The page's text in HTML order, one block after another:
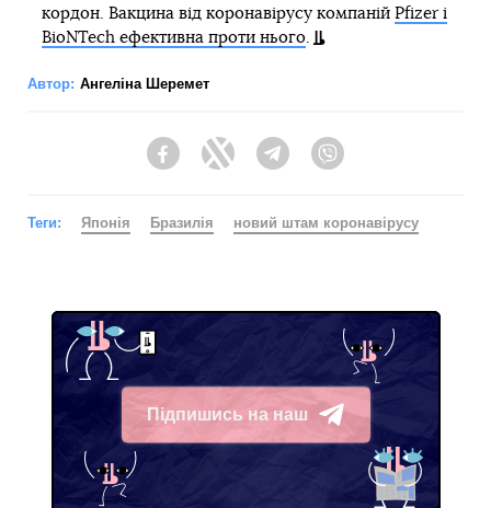
кордон. Вакцина від коронавірусу компаній Pfizer і
BioNTech ефективна проти нього.
Автор: Ангеліна Шеремет
FacebookTwitter Telegram
Теги: Японія Бразилія новий штам коронавірусу
Підпишись на наш
Telegram